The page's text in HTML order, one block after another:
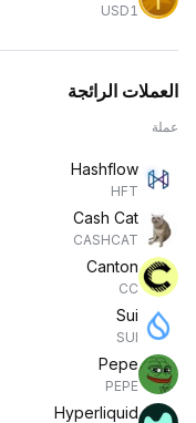
USD1
العملات الرائجة
عملة
Hashflow
HFT
Cash Cat
CASHCAT
Canton
CC
Sui
SUI
Pepe
PEPE
Hyperliquid